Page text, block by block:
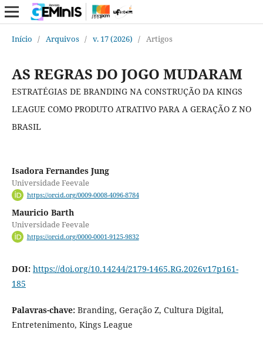
Início / Arquivos / v. 17 (2026) / Artigos
AS REGRAS DO JOGO MUDARAM
ESTRATÉGIAS DE BRANDING NA CONSTRUÇÃO DA KINGS
LEAGUE COMO PRODUTO ATRATIVO PARA A GERAÇÃO Z NO
BRASIL
Isadora Fernandes Jung
Universidade Feevale
https://orcid.org/0009-0008-4096-8784
Mauricio Barth
Universidade Feevale
https://orcid.org/0000-0001-9125-9832
DOI: https://doi.org/10.14244/2179-1465.RG.2026v17p161-
185
Palavras-chave: Branding, Geração Z, Cultura Digital,
Entretenimento, Kings League